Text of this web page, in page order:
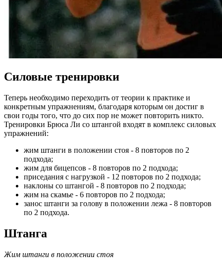
Силовые тренировки
Теперь необходимо переходить от теории к практике и
конкретным упражнениям, благодаря которым он достиг в
свои годы того, что до сих пор не может повторить никто.
Тренировки Брюса Ли со штангой входят в комплекс силовых
упражнений:
жим штанги в положении стоя - 8 повторов по 2
подхода;
жим для бицепсов - 8 повторов по 2 подхода;
приседания с нагрузкой - 12 повторов по 2 подхода;
наклоны со штангой - 8 повторов по 2 подхода;
жим на скамье - 6 повторов по 2 подхода;
занос штанги за голову в положении лежа - 8 повторов
по 2 подхода.
Штанга
Жим штанги в положении стоя